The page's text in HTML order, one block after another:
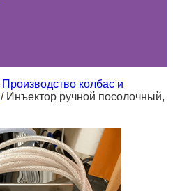
Производство колбас и
/Инъектор ручной посолочный,